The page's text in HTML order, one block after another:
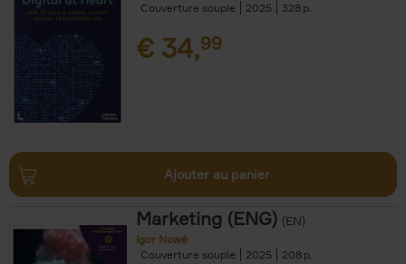
Couverture souple
2025 328
€ 34,99
Ajouter au panier
Marketing (ENG) (EN)
Igor Nowé
Couverture souple
2025 208